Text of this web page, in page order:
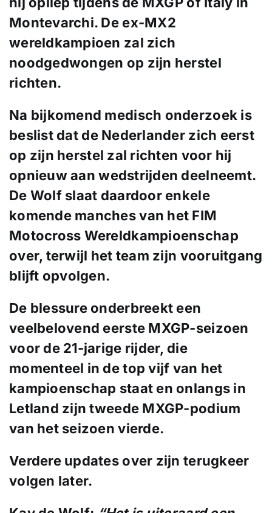
Montevarchi. De ex-MX2
wereldkampioen zal zich
noodgedwongen op zijn herstel
richten.
Na bijkomend medisch onderzoek is
beslist dat de Nederlander zich eerst
op zijn herstel zal richten voor hij
opnieuwaan wedstrijden deelneemt.
De Wolf slaat daardoor enkele
komende manches van het FIM
Motocross Wereldkampioenschap
over, terwijl het team zijn vooruitgang
blijft opvolgen.
De blessure onderbreekt een
veelbelovend eerste MXGP-seizoen
voor de 21-jarige rijder, die
momenteel in de top vijf van het
kampioenschap staat en onlangs in
Letland zijn tweede MXGP-podium
van het seizoenvierde.
Verdere updates over zijn terugkeer
volgen later.